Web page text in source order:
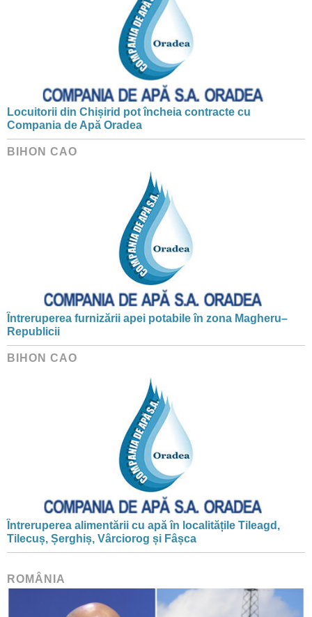
Locuitorii din Chișirid pot încheia contracte cu
Compania de Apă Oradea
BIHON CAO
Întreruperea furnizării apei potabile în zona Magheru–
Republicii
BIHON CAO
Întreruperea alimentării cu apă în localitățile Tileagd,
Tilecuș, Șerghiș, Vârciorog și Fâșca
ROMÂNIA